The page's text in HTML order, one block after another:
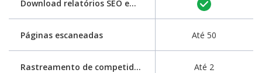
Download relatórios SEO em PDF
Páginas escaneadas
Rastreamento de competidores
Até 50
Até 2